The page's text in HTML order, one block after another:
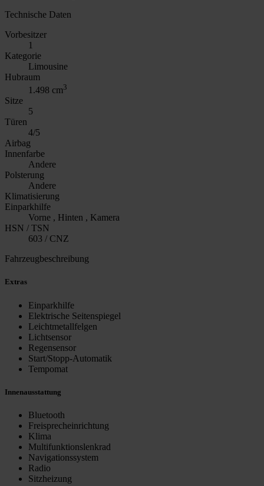
Technische Daten
Vorbesitzer
1
Kategorie
Limousine
Hubraum
1.498 cm3
Sitze
5
Türen
4/5
Airbag
Innenfarbe
Andere
Polsterung
Andere
Klimatisierung
Einparkhilfe
Vorne , Hinten , Kamera
HSN / TSN
603 / CNZ
Fahrzeugbeschreibung
Extras
Einparkhilfe
Elektrische Seitenspiegel
Leichtmetallfelgen
Lichtsensor
Regensensor
Start/Stopp-Automatik
Tempomat
Innenausstattung
Bluetooth
Freisprecheinrichtung
Klima
Multifunktionslenkrad
Navigationssystem
Radio
Sitzheizung